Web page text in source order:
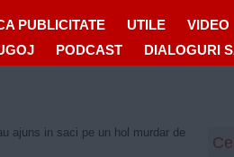
PUBLICITATE UTILE VIDEO
PODCAST DIALOGURI
ajuns in saci pe un hol murdar de